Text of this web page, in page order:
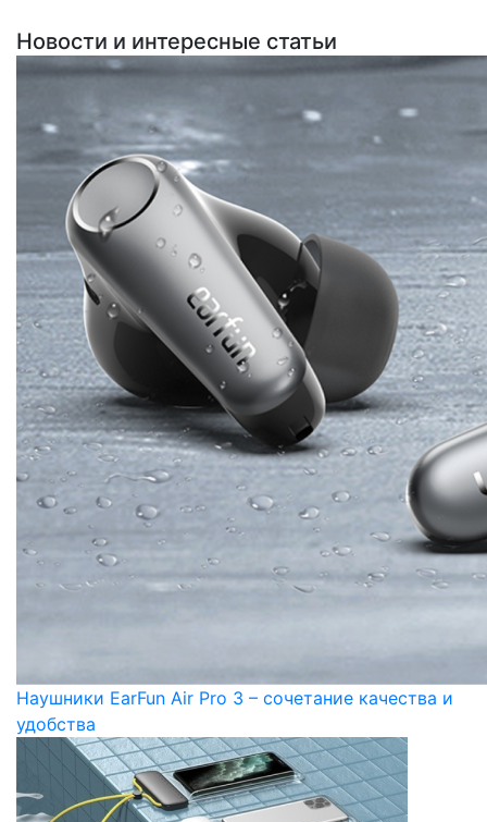
Новости и интересные статьи
Наушники EarFun Air Pro 3 – сочетание качества и
удобства